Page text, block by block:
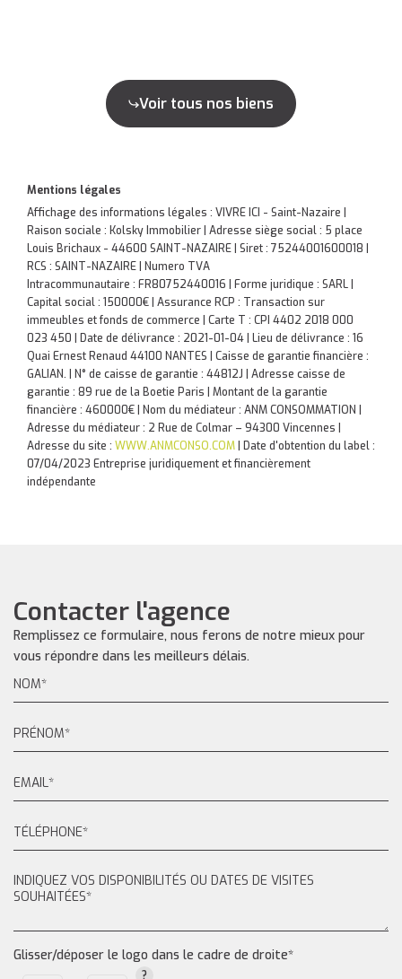
Voir tous nos biens
Mentions légales
Affichage des informations légales : VIVRE ICI - Saint-Nazaire |
Raison sociale : Kolsky Immobilier | Adresse siège social : 5 place
Louis Brichaux - 44600 SAINT-NAZAIRE | Siret : 75244001600018 |
RCS : SAINT-NAZAIRE | Numero TVA
Intracommunautaire : FR80752440016 | Forme juridique : SARL |
Capital social : 150000€ | Assurance RCP : Transaction sur
immeubles et fonds de commerce | Carte T : CPI 4402 2018 000
023 450 | Date de délivrance : 2021-01-04 | Lieu de délivrance : 16
Quai Ernest Renaud 44100 NANTES | Caisse de garantie financière :
GALIAN. | N° de caisse de garantie : 44812J | Adresse caisse de
garantie : 89 rue de la Boetie Paris | Montant de la garantie
financière : 460000€ | Nom du médiateur : ANM CONSOMMATION |
Adresse du médiateur : 2 Rue de Colmar – 94300 Vincennes |
Adresse du site : WWW.ANMCONSO.COM | Date d'obtention du label :
07/04/2023 Entreprise juridiquement et financièrement
indépendante
Contacter l'agence
Remplissez ce formulaire, nous ferons de notre mieux pour
vous répondre dans les meilleurs délais.
Glisser/déposer le logo dans le cadre de droite*